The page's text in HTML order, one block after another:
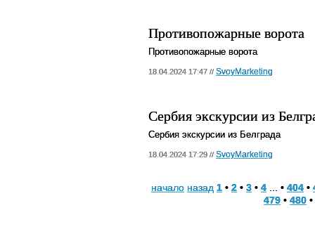
Противопожарные ворота
Противопожарные ворота
18.04.2024 17:47 // SvoyMarketing
Сербия экскурсии из
Сербия экскурсии из Белграда
18.04.2024 17:29 // SvoyMarketing
начало назад 1 • 2 • 3 • 4 ... • 404 •
479 • 480 •